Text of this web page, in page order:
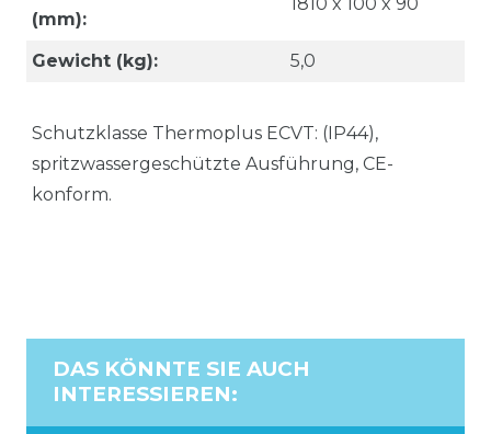
(mm):
Gewicht (kg): 5,0
Schutzklasse Thermoplus ECVT: (IP44),
spritzwassergeschützte Ausführung, CE-
konform.
DAS KÖNNTE SIE AUCH
INTERESSIEREN: